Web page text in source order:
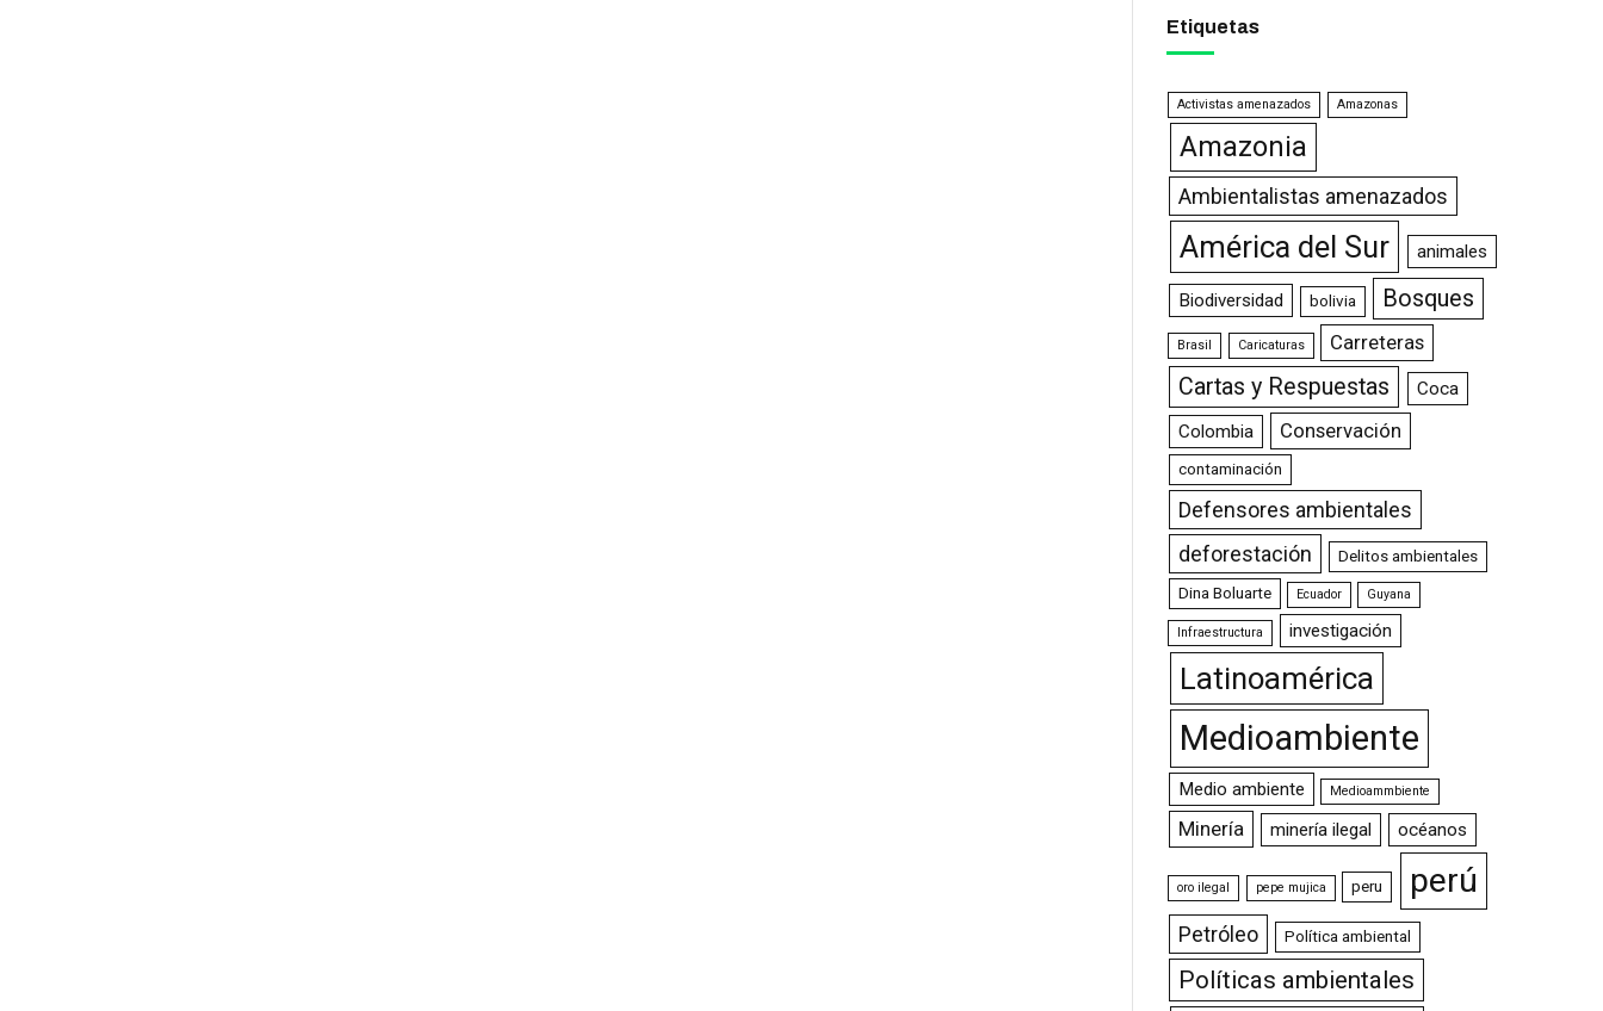
Etiquetas
Activistas amenazados Amazonas
Amazonia
Ambientalistas amenazados
América del Sur animales
Biodiversidad bolivia Bosques
Brasil Caricaturas Carreteras
Cartas y Respuestas
Coca
Colombia
Conservación
contaminación
Defensores ambientales
deforestación
Delitos ambientales
Dina Boluarte Ecuador Guyana
Infraestructura investigación
Latinoamérica
Medioambiente
Medio ambiente Medioammbiente
Minería minería ilegal océanos
oro ilegal pepe mujica peru perú
Petróleo Política ambiental
Políticas ambientales